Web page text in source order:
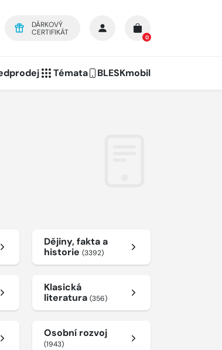
DÁRKOVÝ
CERTIFIKÁT
0
Témata BLESKmobil
Dějiny, fakta a
historie (3392)
Klasická
literatura (356)
Osobní rozvoj
(1943)